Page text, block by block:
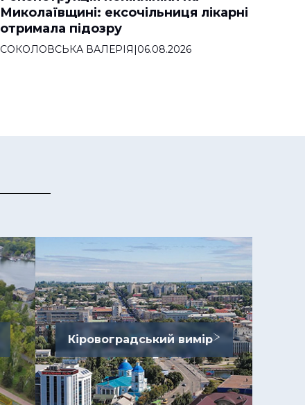
Миколаївщині: ексочільниця лікарні
отримала підозру
СОКОЛОВСЬКА ВАЛЕРІЯ|06.08.2026
Кіровоградський вимір